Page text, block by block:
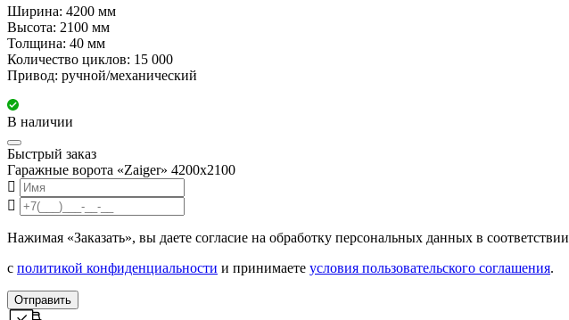
Ширина: 4200 мм
Высота: 2100 мм
Толщина: 40 мм
Количество циклов: 15 000
Привод: ручной/механический
В наличии
Быстрый заказ
Гаражные ворота «Zaiger» 4200х2100
Нажимая «Заказать», вы даете согласие на обработку персональных данных в соответствии
с политикой конфиденциальности и принимаете условия пользовательского соглашения.
Отправить